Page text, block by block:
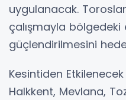
uygulanacak. Toroslar
çalışmayla bölgedeki
güçlendirilmesini
Kesintiden
Halkkent, Mevlana,